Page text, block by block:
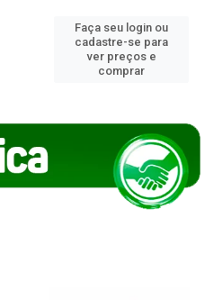
Faça seu login ou
cadastre-se para
ver preços e
comprar